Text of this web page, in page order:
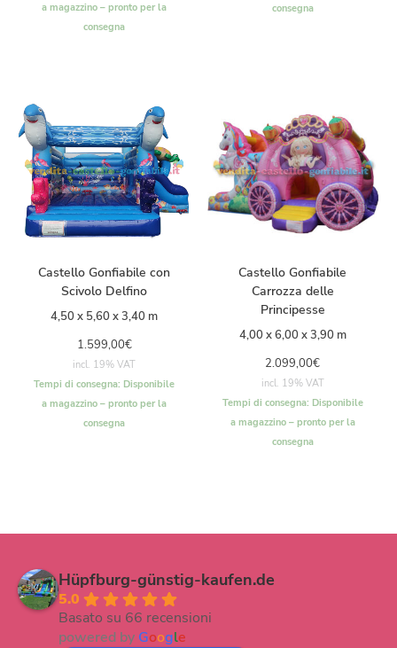
a magazzino – pronto per la
consegna
consegna
Castello Gonfiabile con
Scivolo Delfino
4,50 x 5,60 x 3,40 m
1.599,00€
incl. 19% VAT
Tempi di consegna: Disponibile
a magazzino – pronto per la
consegna
Castello Gonfiabile
Carrozza delle
Principesse
4,00 x 6,00 x 3,90 m
2.099,00€
incl. 19% VAT
Tempi di consegna: Disponibile
a magazzino – pronto per la
consegna
Hüpfburg-günstig-kaufen.de
5.0
Basato su 66 recensioni
powered by Google